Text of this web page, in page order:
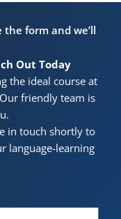
form and we’ll
Out Today
the ideal course at
friendly team is
in touch shortly to
language-learning